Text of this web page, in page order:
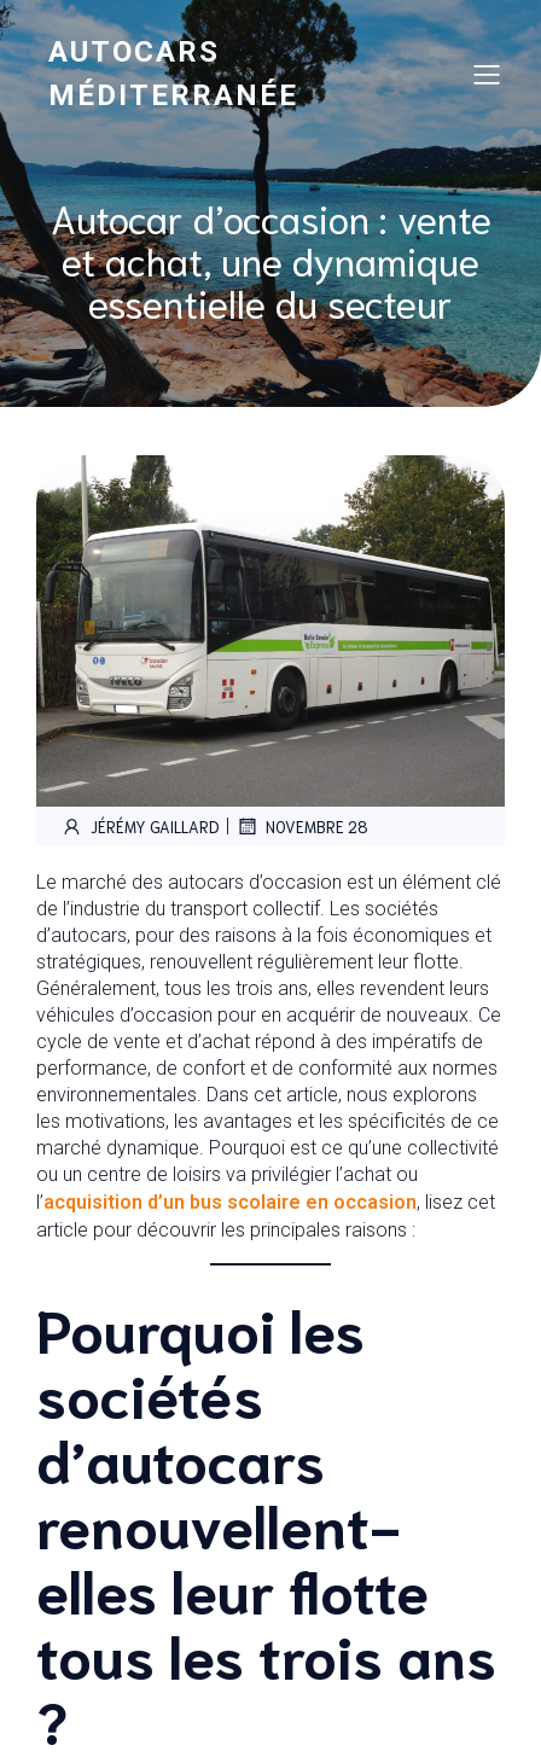
AUTOCARS
MÉDITERRANÉE
Autocar d’occasion : vente
et achat, une dynamique
essentielle du secteur
JÉRÉMY GAILLARD | NOVEMBRE 28
Le marché des autocars d’occasion est un élément clé
de l’industrie du transport collectif. Les sociétés
d’autocars, pour des raisons à la fois économiques et
stratégiques, renouvellent régulièrement leur flotte.
Généralement, tous les trois ans, elles revendent leurs
véhicules d’occasion pour en acquérir de nouveaux. Ce
cycle de vente et d’achat répond à des impératifs de
performance, de confort et de conformité aux normes
environnementales. Dans cet article, nous explorons
les motivations, les avantages et les spécificités de ce
marché dynamique. Pourquoi est ce qu’une collectivité
ou un centre de loisirs va privilégier l’achat ou
l’acquisition d’un bus scolaire en occasion, lisez cet
article pour découvrir les principales raisons :
Pourquoi les
sociétés
d’autocars
renouvellent-
elles leur flotte
tous les trois ans
?